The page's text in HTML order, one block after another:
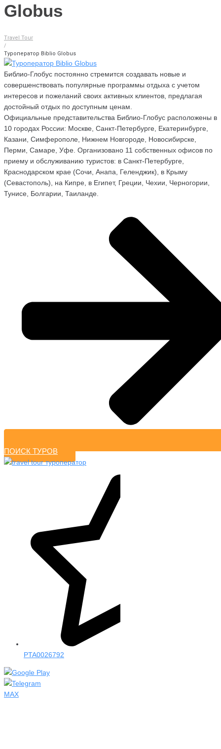
Globus
Travel Tour
/
Туроператор Biblio Globus
Библио-Глобус постоянно стремится создавать новые и
совершенствовать популярные программы отдыха с учетом
интересов и пожеланий своих активных клиентов, предлагая
достойный отдых по доступным ценам.
Официальные представительства Библио-Глобус расположены в
10 городах России: Москве, Санкт-Петербурге, Екатеринбурге,
Казани, Симферополе, Нижнем Новгороде, Новосибирске,
Перми, Самаре, Уфе. Организовано 11 собственных офисов по
приему и обслуживанию туристов: в Санкт-Петербурге,
Краснодарском крае (Сочи, Анапа, Геленджик), в Крыму
(Севастополь), на Кипре, в Египет, Греции, Чехии, Черногории,
Тунисе, Болгарии, Таиланде.
ПОИСК ТУРОВ
PTA0026792
MAX